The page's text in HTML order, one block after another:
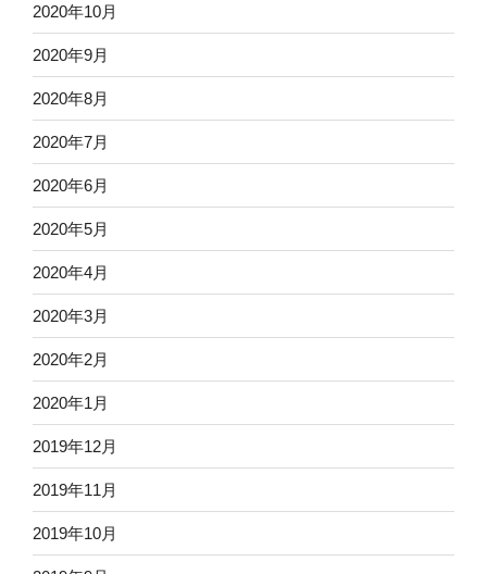
2020年10月
2020年9月
2020年8月
2020年7月
2020年6月
2020年5月
2020年4月
2020年3月
2020年2月
2020年1月
2019年12月
2019年11月
2019年10月